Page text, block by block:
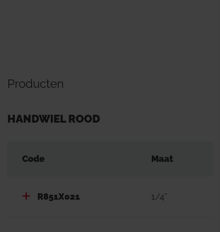
Producten
HANDWIEL ROOD
Code Maat
R851X021 1/4"